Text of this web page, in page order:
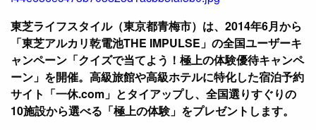
東芝ライフスタイル（東京都青梅市）は、2014年6月から
「東芝アルカリ乾電池THE IMPULSE」の全国ユーザーキ
ャンペーン「クイズで当てよう！極上の体験優待キャンペ
ーン」を開催。高級旅館や高級ホテルに特化した宿泊予約
サイト「一休.com」とタイアップし、全国選りすぐりの
10施設から選べる「極上の体験」をプレゼントします。